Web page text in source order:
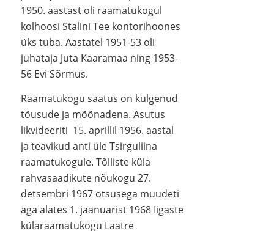
1950. aastast oli raamatukogul
kolhoosi Stalini Tee kontorihoones
üks tuba. Aastatel 1951-53 oli
juhataja Juta Kaaramaa ning 1953-
56 Evi Sõrmus.
Raamatukogu saatus on kulgenud
tõusude ja mõõnadena. Asutus
likvideeriti 15. aprillil 1956. aastal
ja teavikud anti üle Tsirguliina
raamatukogule. Tõlliste küla
rahvasaadikute nõukogu 27.
detsembri 1967 otsusega muudeti
aga alates 1. jaanuarist 1968 Iigaste
külaraamatukogu Laatre